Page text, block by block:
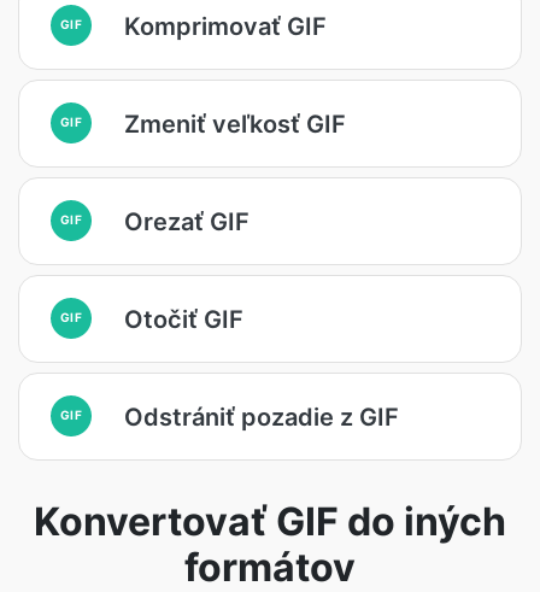
GIF Komprimovať GIF
GIF Zmeniť veľkosť GIF
GIF Orezať GIF
GIF Otočiť GIF
GIF Odstrániť pozadie z GIF
Konvertovať GIF do iných
formátov